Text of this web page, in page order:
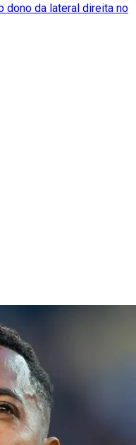
dono da lateral direita no